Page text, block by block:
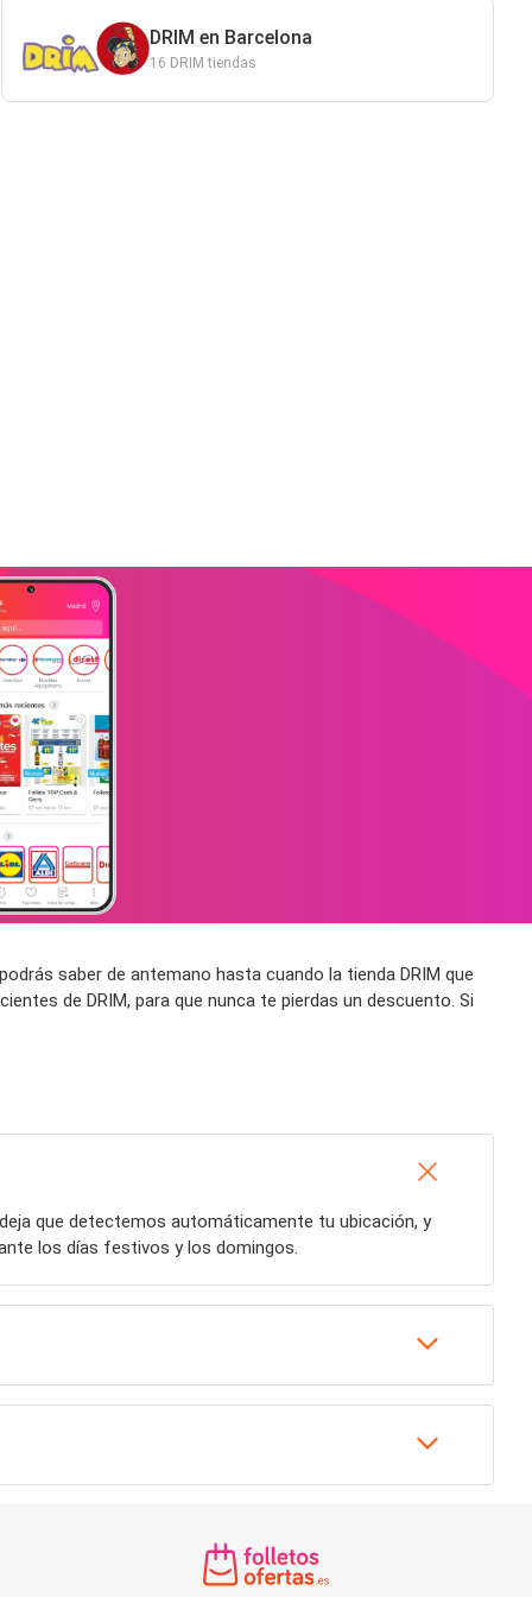
DRIM en Barcelona
16 DRIM tiendas
saber de antemano hasta cuando la tienda DRIM que
de DRIM, para que nunca te pierdas un descuento. Si
que detectemos automáticamente tu ubicación, y
los días festivos y los domingos.